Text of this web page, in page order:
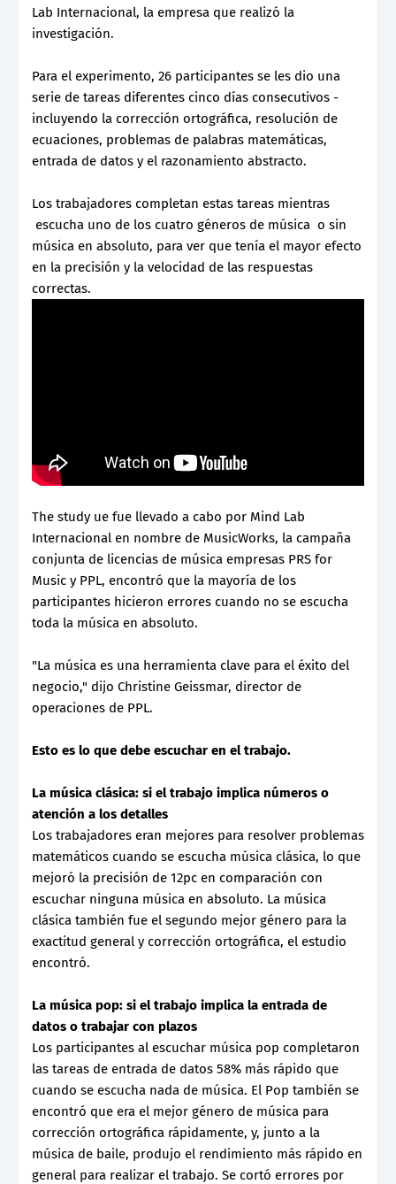
Lab Internacional, la empresa que realizó la
investigación.
Para el experimento, 26 participantes se les dio una
serie de tareas diferentes cinco días consecutivos -
incluyendo la corrección ortográfica, resolución de
ecuaciones, problemas de palabras matemáticas,
entrada de datos y el razonamiento abstracto.
Los trabajadores completan estas tareas mientras
escucha uno de los cuatro géneros de música o sin
música en absoluto, para ver que tenía el mayor efecto
en la precisión y la velocidad de las respuestas
correctas.
The study ue fue llevado a cabo por Mind Lab
Internacional en nombre de MusicWorks, la campaña
conjunta de licencias de música empresas PRS for
Music y PPL, encontró que la mayoría de los
participantes hicieron errores cuando no se escucha
toda la música en absoluto.
"La música es una herramienta clave para el éxito del
negocio," dijo Christine Geissmar, director de
operaciones de PPL.
Esto es lo que debe escuchar en el trabajo.
La música clásica: si el trabajo implica números o
atención a los detalles
Los trabajadores eran mejores para resolver problemas
matemáticos cuando se escucha música clásica, lo que
mejoró la precisión de 12pc en comparación con
escuchar ninguna música en absoluto. La música
clásica también fue el segundo mejor género para la
exactitud general y corrección ortográfica, el estudio
encontró.
La música pop: si el trabajo implica la entrada de
datos o trabajar con plazos
Los participantes al escuchar música pop completaron
las tareas de entrada de datos 58% más rápido que
cuando se escucha nada de música. El Pop también se
encontró que era el mejor género de música para
corrección ortográfica rápidamente, y, junto a la
música de baile, produjo el rendimiento más rápido en
general para realizar el trabajo. Se cortó errores por